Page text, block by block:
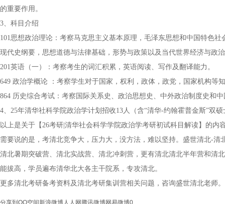
的重要作用。
3、科目介绍
101思想政治理论：考察马克思主义基本原理，毛泽东思想和中国特色
现代史纲要，思想道德与法律基础，形势与政策以及当代世界经济与政
201英语（一）：考察考生的词汇积累，英语阅读、写作及翻译能力。
649 政治学概论 ：考察学生对于国家，权利，政体，政党，国家机构等
864 历史综合考试：考察国际关系史、政治思想史、中外政治制度史和
4、25年清华社科学院政治学计划招收13人（含“清华-约翰霍普金斯”双
以上是关于【26考研|清华社会科学学院政治学考研初试科目解读】的
需要说的是，考清北竞争大，压力大，没方法，难以坚持。盛世清北-
清北暑期突破营、清北实战营、清北冲刺营，更有清北清北半年营和清
能拔高，学员遍布清华北大各主干院系，专攻清北。
更多清北考研备考资料及清北考研集训营相关问题，咨询盛世清北老师。
分享到 QQ空间 新浪微博人人网 腾讯微博网易微博0